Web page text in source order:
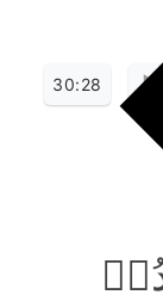
30:28